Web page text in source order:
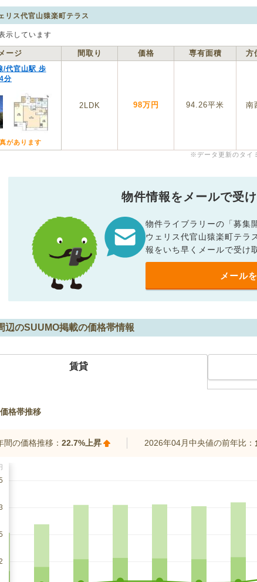
リス代官山猿楽町テラス
示しています
ージ 間取り 価格 専有面積 方
/代官山駅 歩
4分
があります
2LDK 98万円 94.26平米 南
※データ更新のタイ
物件情報をメールで受
物件ライブラリーの「募集
ウェリス代官山猿楽町テラ
報をいち早くメールで受け
メール
辺のSUUMO掲載の価格帯情報
賃貸
格帯推移
間の価格推移： 22.7%上昇 2026年04月中央値の前年比：